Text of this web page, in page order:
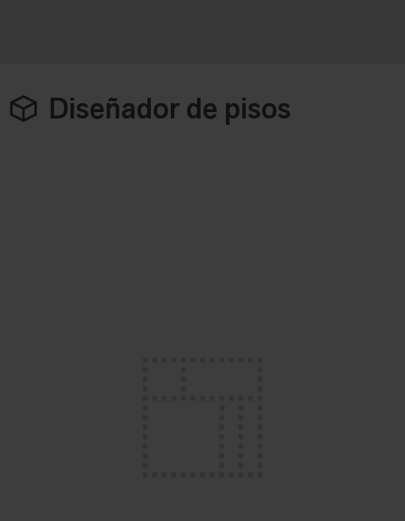
Diseñador de pisos